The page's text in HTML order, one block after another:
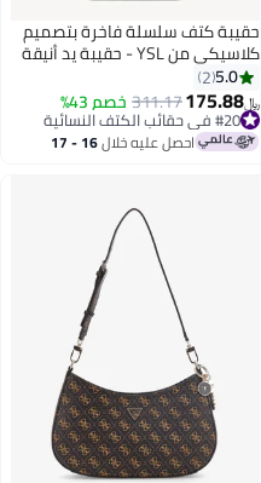
3
حقيبة كتف سلسلة فاخرة بتصميم
كلاسيكي من YSL - حقيبة يد أنيقة
بغطاء مع لمسة جلدية فاخرة
5.0
2
﷼‏175.88
311.17خصم 43%
#20 في حقائب الكتف النسائية
#20 في حقائب الكتف النسائية احصل عليه خلال 16 - 17